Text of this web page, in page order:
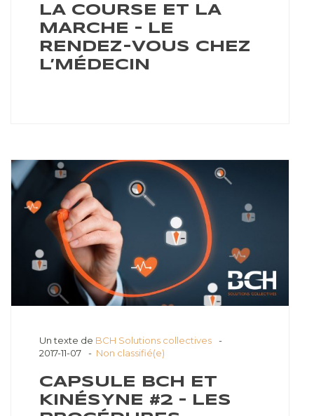
LA COURSE ET LA
MARCHE – LE
RENDEZ-VOUS CHEZ
L’MÉDECIN
Un texte de BCH Solutions collectives
2017-11-07
Non classifié(e)
CAPSULE BCH ET
KINÉSYNE #2 – LES